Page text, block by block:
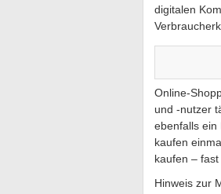
digitalen
Online-
und -nutzer
ebenfalls ein
kaufen
kaufen –
Hinweis zur